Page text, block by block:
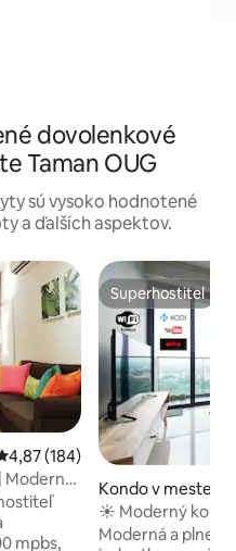
dovolenkové
Taman OUG
sú vysoko hodnotené
a ďalších aspektov.
ohodnotenie 4,87 z
4,87 (184)
Moderné
Superhostiteľ
Superhostiteľ
Kondo v meste
ur
☀ Moderný
nekonečným
Moderná a plne